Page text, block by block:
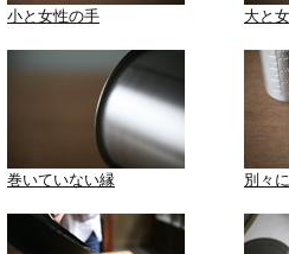
小と女性の手 大と
巻いていない縁 別々